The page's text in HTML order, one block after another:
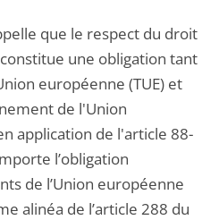
que le respect du droit
une obligation tant
européenne (TUE) et
de l'Union
application de l'article 88-
l’obligation
de l’Union européenne
alinéa de l’article 288 du